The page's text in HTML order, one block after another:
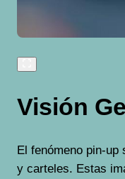
Visión
El fenómeno pin-
y carteles. Estas